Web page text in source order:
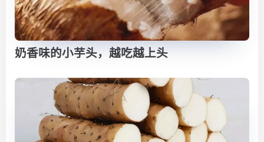
奶香味的小芋头，越吃越上头